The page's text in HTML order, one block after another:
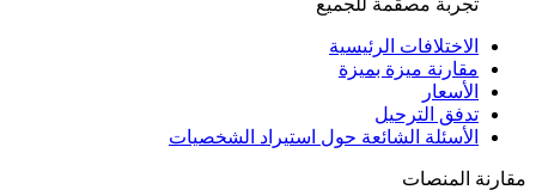
الاختلافات الرئيسية
مقارنة ميزة بميزة
الأسعار
تدفق الترحيل
الأسئلة الشائعة حول استيراد الشخصيات
مقارنة المنصات